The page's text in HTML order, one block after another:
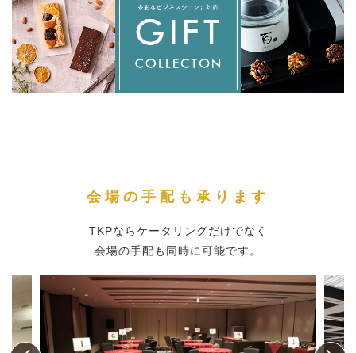
会場の手配も承ります
TKPならケータリングだけでなく
会場の手配も同時に可能です。